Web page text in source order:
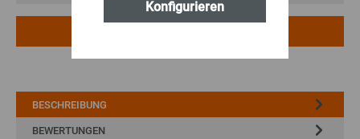
BESCHREIBUNG
BEWERTUNGEN
Konfigurieren